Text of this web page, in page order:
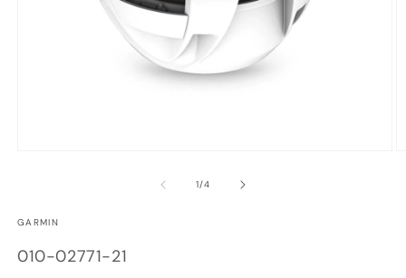
una
modal
1/de
4
GARMIN
SKU:
010-02771-21